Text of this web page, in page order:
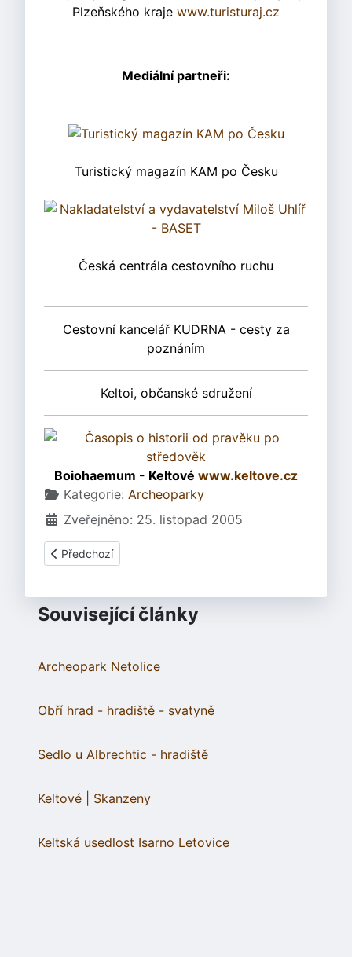
Plzeňského kraje www.turisturaj.cz
Mediální partneři:
Turistický magazín KAM po Česku
Česká centrála cestovního ruchu
Cestovní kancelář KUDRNA - cesty za
poznáním
Keltoi, občanské sdružení
Boiohaemum - Keltové www.keltove.cz
Základní údaje
Kategorie: Archeoparky
Zveřejněno: 25. listopad 2005
Předchozí článek: Villa Nova Uhřínov
Předchozí
Související články
Archeopark Netolice
Obří hrad - hradiště - svatyně
Sedlo u Albrechtic - hradiště
Keltové | Skanzeny
Keltská usedlost Isarno Letovice